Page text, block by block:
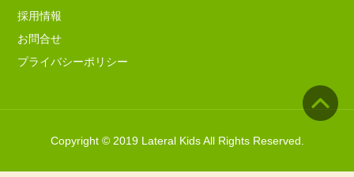
採用情報
お問合せ
プライバシーポリシー
Copyright © 2019 Lateral Kids All Rights Reserved.